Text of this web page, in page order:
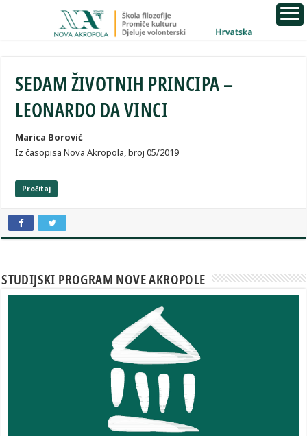
SEDAM ŽIVOTNIH PRINCIPA –
LEONARDO DA VINCI
Marica Borović
Iz časopisa Nova Akropola, broj 05/2019
Pročitaj
STUDIJSKI PROGRAM NOVE AKROPOLE